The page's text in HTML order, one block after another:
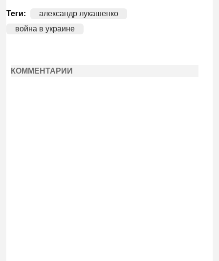
Теги:
александр лукашенко
война в украине
КОММЕНТАРИИ